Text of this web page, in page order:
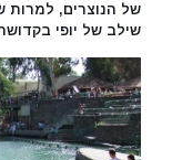
של הנוצרים, למרות
שילב של יופי